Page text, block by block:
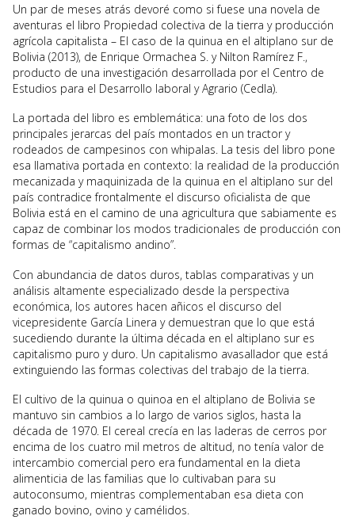
Un par de meses atrás devoré como si fuese una novela de
aventuras el libro Propiedad colectiva de la tierra y producción
agrícola capitalista – El caso de la quinua en el altiplano sur de
Bolivia (2013), de Enrique Ormachea S. y Nilton Ramírez F.,
producto de una investigación desarrollada por el Centro de
Estudios para el Desarrollo laboral y Agrario (Cedla).
La portada del libro es emblemática: una foto de los dos
principales jerarcas del país montados en un tractor y
rodeados de campesinos con whipalas. La tesis del libro pone
esa llamativa portada en contexto: la realidad de la producción
mecanizada y maquinizada de la quinua en el altiplano sur del
país contradice frontalmente el discurso oficialista de que
Bolivia está en el camino de una agricultura que sabiamente es
capaz de combinar los modos tradicionales de producción con
formas de “capitalismo andino”.
Con abundancia de datos duros, tablas comparativas y un
análisis altamente especializado desde la perspectiva
económica, los autores hacen añicos el discurso del
vicepresidente García Linera y demuestran que lo que está
sucediendo durante la última década en el altiplano sur es
capitalismo puro y duro. Un capitalismo avasallador que está
extinguiendo las formas colectivas del trabajo de la tierra.
El cultivo de la quinua o quinoa en el altiplano de Bolivia se
mantuvo sin cambios a lo largo de varios siglos, hasta la
década de 1970. El cereal crecía en las laderas de cerros por
encima de los cuatro mil metros de altitud, no tenía valor de
intercambio comercial pero era fundamental en la dieta
alimenticia de las familias que lo cultivaban para su
autoconsumo, mientras complementaban esa dieta con
ganado bovino, ovino y camélidos.